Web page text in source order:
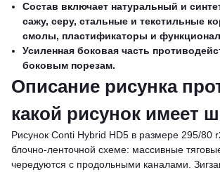
Состав включает натуральный и
сажу, серу, стальные и текстильные
смолы, пластификаторы и
Усиленная боковая часть
боковым порезам.
Описание рисунка
какой рисунок имеет
Рисунок Conti Hybrid HD5 в размере 295/80
блочно-ленточной схеме: массивные
чередуются с продольными каналами.